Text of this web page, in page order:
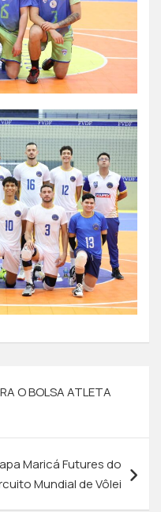
O BOLSA ATLETA
Maricá Futures do
Mundial de Vôlei